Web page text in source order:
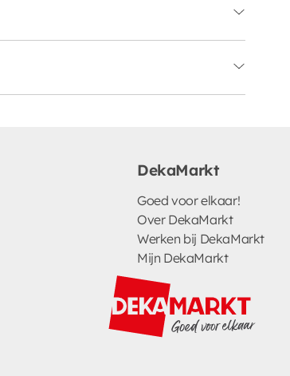
DekaMarkt
Goed voor elkaar!
Over DekaMarkt
Werken bij DekaMarkt
Mijn DekaMarkt